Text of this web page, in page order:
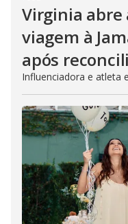
Virginia abre
viagem à
após
Influenciadora e atleta